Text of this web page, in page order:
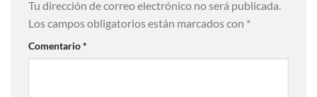
Tu dirección de correo electrónico no será publicada.
Los campos obligatorios están marcados con *
Comentario*